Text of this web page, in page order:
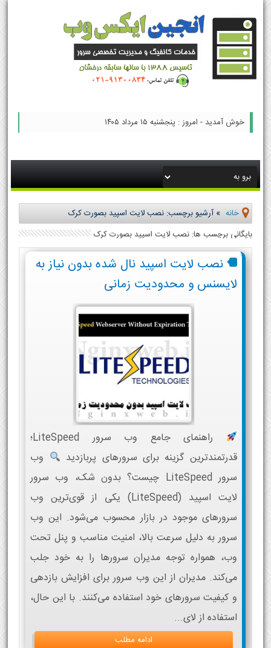
خوش آمدید - امروز : پنجشنبه ۱۵ مرداد ۱۴۰۵
خانه »آرشیو برچسب: نصب لایت اسپید بصورت کرک
بایگانی برچسب ها: نصب لایت اسپید بصورت کرک
نصب لایت اسپید نال شده بدون نیاز به
لایسنس و محدودیت زمانی
راهنمای جامع وب سرور LiteSpeed؛
قدرتمندترین گزینه برای سرورهای پربازدید
وب
سرور LiteSpeed چیست؟ بدون شک، وب سرور
لایت اسپید (LiteSpeed) یکی از قوی‌ترین وب
سرورهای موجود در بازار محسوب می‌شود. این وب
سرور به دلیل سرعت بالا، امنیت مناسب و پنل تحت
وب، همواره توجه مدیران سرورها را به خود جلب
می‌کند. مدیران از این وب سرور برای افزایش بازدهی
و کیفیت سرورهای خود استفاده می‌کنند. با این حال،
استفاده از لای...
ادامه مطلب